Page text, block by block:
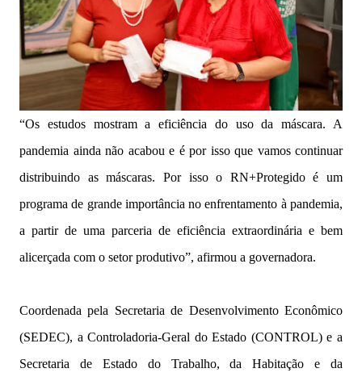
“Os estudos mostram a eficiência do uso da máscara. A
pandemia ainda não acabou e é por isso que vamos continuar
distribuindo as máscaras. Por isso o RN+Protegido é um
programa de grande importância no enfrentamento à pandemia,
a partir de uma parceria de eficiência extraordinária e bem
alicerçada com o setor produtivo”, afirmou a governadora.
Coordenada pela Secretaria de Desenvolvimento Econômico
(SEDEC), a Controladoria-Geral do Estado (CONTROL) e a
Secretaria de Estado do Trabalho, da Habitação e da